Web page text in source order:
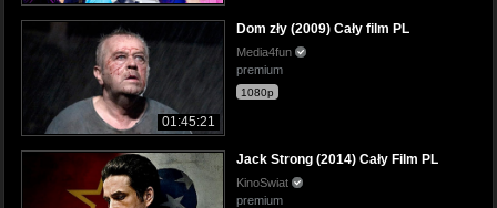
01:45:21
Dom zły (2009) Cały film PL
Media4fun
premium
1080p
Jack Strong (2014) Cały Film PL
KinoSwiat
premium